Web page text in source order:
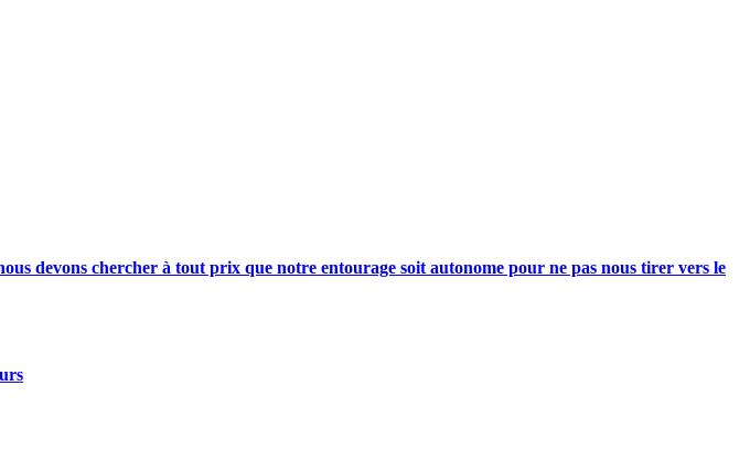
devons chercher à tout prix que notre entourage soit autonome pour ne pas nous tirer vers le